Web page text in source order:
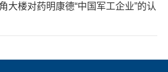
大楼对药明康德“中国军工企业”的认